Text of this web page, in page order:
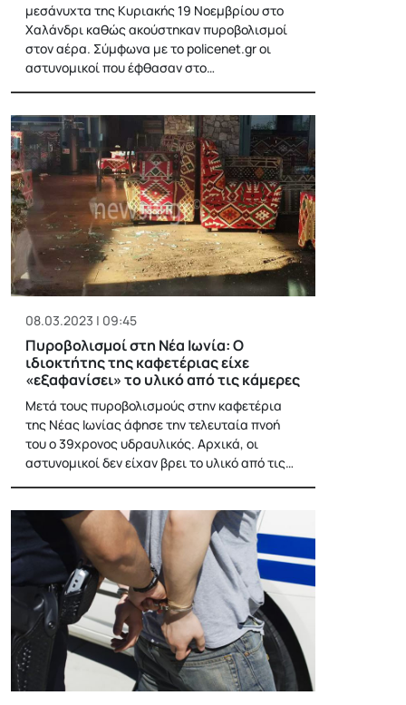
μεσάνυχτα της Κυριακής 19 Νοεμβρίου στο
Χαλάνδρι καθώς ακούστηκαν πυροβολισμοί
στον αέρα. Σύμφωνα με το policenet.gr οι
αστυνομικοί που έφθασαν στο…
08.03.2023 | 09:45
Πυροβολισμοί στη Νέα Ιωνία: Ο
ιδιοκτήτης της καφετέριας είχε
«εξαφανίσει» το υλικό από τις κάμερες
Μετά τους πυροβολισμούς στην καφετέρια
της Νέας Ιωνίας άφησε την τελευταία πνοή
του ο 39χρονος υδραυλικός. Αρχικά, οι
αστυνομικοί δεν είχαν βρει το υλικό από τις…